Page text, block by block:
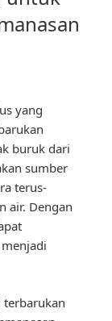
yang
buruk dari
sumber
terus-
air. Dengan
terbarukan